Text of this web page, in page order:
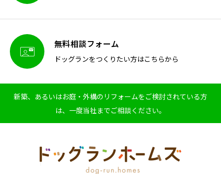
 無料相談フォーム
ドッグランをつくりたい方はこちらから
新築、あるいはお庭・外構のリフォームをご検討されている方
は、一度当社までご相談ください。